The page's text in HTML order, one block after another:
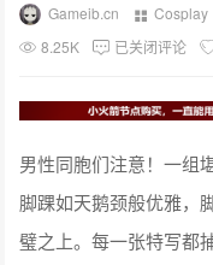
Gameib.cn Cosplay
8.25K
已关闭评论
男性同胞们注意！一组
脚踝如天鹅颈般优雅，
璧之上。每一张特写都